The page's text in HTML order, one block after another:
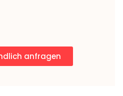
anfragen